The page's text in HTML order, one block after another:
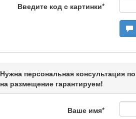
Актуальный
Кто поможет
Введите код с картинки*
Нужна персональная консультация
на размещение гарантируем!
Ваше имя*